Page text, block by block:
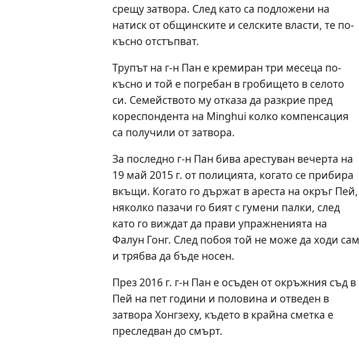
срещу затвора. След като са подложени на
натиск от общинските и селските власти, те по-
късно отстъпват.
Трупът на г-н Пан е кремиран три месеца по-
късно и той е погребан в гробището в селото
си. Семейството му отказа да разкрие пред
кореспондента на Minghui колко компенсация
са получили от затвора.
За последно г-н Пан бива арестуван вечерта на
19 май 2015 г. от полицията, когато се прибира
вкъщи. Когато го държат в ареста на окръг Пей,
няколко пазачи го бият с гумени палки, след
като го виждат да прави упражненията на
Фалун Гонг. След побоя той не може да ходи сам
и трябва да бъде носен.
През 2016 г. г-н Пан е осъден от окръжния съд в
Пей на пет години и половина и отведен в
затвора Хонгзеху, където в крайна сметка е
преследван до смърт.